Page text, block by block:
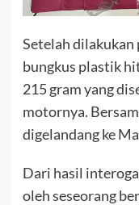
Setelah dilakukan
bungkus plastik
215 gram yang
motornya.
digelandang ke
Dari hasil
oleh seseorang